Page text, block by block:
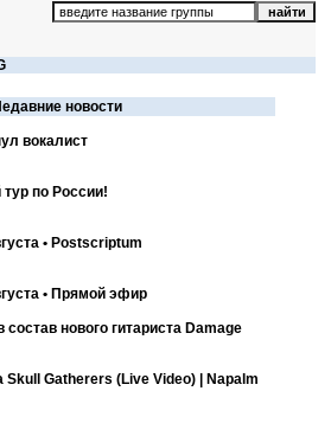
новости
вокалист
по России!
• Postscriptum
• Прямой эфир
состав нового гитариста Damage
Skull Gatherers (Live Video) | Napalm